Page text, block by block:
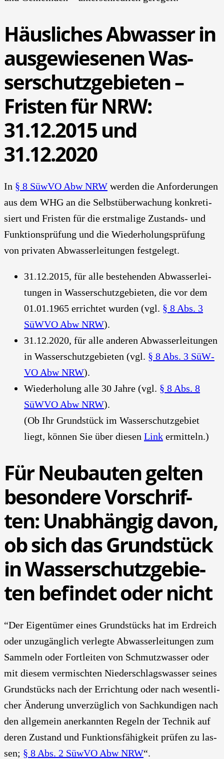
Häus­li­ches Abwas­ser in
aus­ge­wie­se­nen Was­
ser­schutz­ge­bie­ten –
Fris­ten für NRW:
31.12.2015 und
31.12.2020
In § 8 Süw­VO Abw NRW wer­den die Anfor­de­run­gen
aus dem WHG an die Selbst­über­wa­chung kon­kre­ti­
siert und Fris­ten für die erst­ma­li­ge Zustands- und
Funk­ti­ons­prü­fung und die Wie­der­ho­lungs­prü­fung
von pri­va­ten Abwas­ser­lei­tun­gen fest­ge­legt.
31.12.2015, für alle bestehen­den Abwas­ser­lei­
tun­gen in Was­ser­schutz­ge­bie­ten, die vor dem
01.01.1965 errich­tet wur­den (vgl. § 8 Abs. 3
SüW­VO Abw NRW).
31.12.2020, für alle ande­ren Abwas­ser­lei­tun­gen
in Was­ser­schutz­ge­bie­ten (vgl. § 8 Abs. 3 SüW­
VO Abw NRW).
Wie­der­ho­lung alle 30 Jah­re (vgl. § 8 Abs. 8
SüW­VO Abw NRW).
(Ob Ihr Grund­stück im Was­ser­schutz­ge­biet
liegt, kön­nen Sie über die­sen Link ermit­teln.)
Für Neu­bau­ten gel­ten
beson­de­re Vor­schrif­
ten: Unab­hän­gig davon,
ob sich das Grund­stück
in Was­ser­schutz­ge­bie­
ten befin­det oder nicht
“Der Eigen­tü­mer eines Grund­stücks hat im Erd­reich
oder unzu­gäng­lich ver­leg­te Abwas­ser­lei­tun­gen zum
Sam­meln oder Fort­lei­ten von Schmutz­was­ser oder
mit die­sem ver­misch­ten Nie­der­schlags­was­ser sei­nes
Grund­stücks nach der Errich­tung oder nach wesent­li­
cher Ände­rung unver­züg­lich von Sach­kun­di­gen nach
den all­ge­mein aner­kann­ten Regeln der Tech­nik auf
deren Zustand und Funk­ti­ons­fä­hig­keit prü­fen zu las­
sen; § 8 Abs. 2 Süw­VO Abw NRW“.